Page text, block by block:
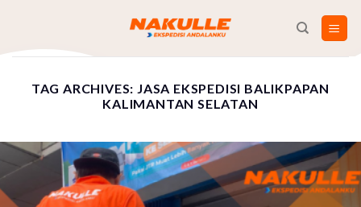
content
TAG ARCHIVES: JASA EKSPEDISI BALIKPAPAN
KALIMANTAN SELATAN